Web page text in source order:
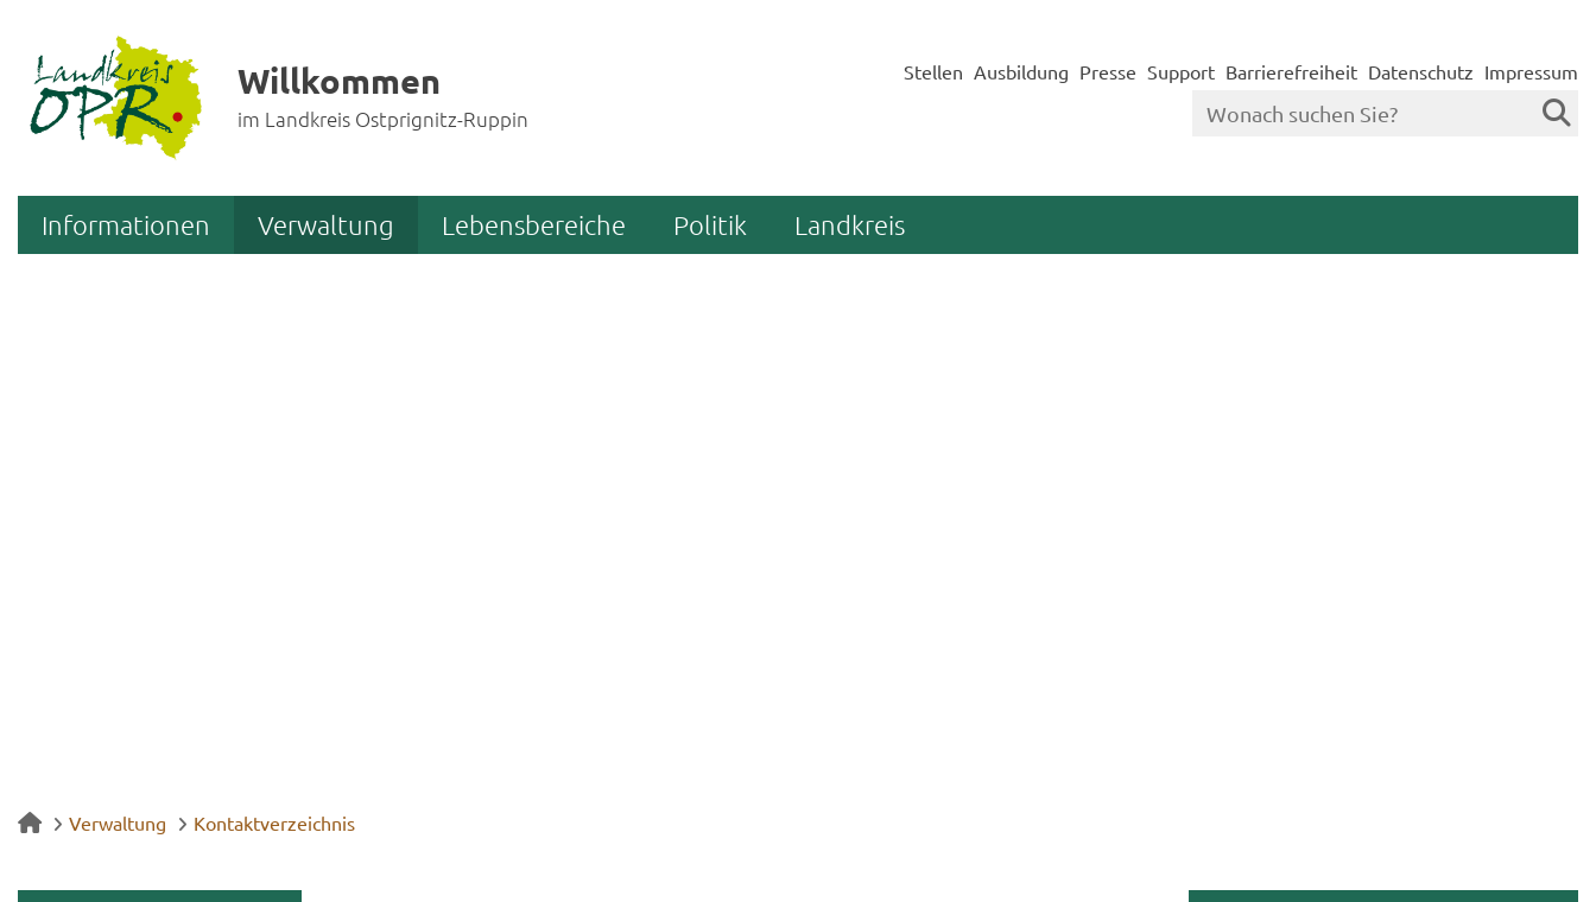
Willkommen
im Landkreis Ostprignitz-Ruppin
Stellen Ausbildung Presse Support Barrierefreiheit Datenschutz Impressum
Informationen Verwaltung Lebensbereiche Politik Landkreis
Verwaltung Kontaktverzeichnis